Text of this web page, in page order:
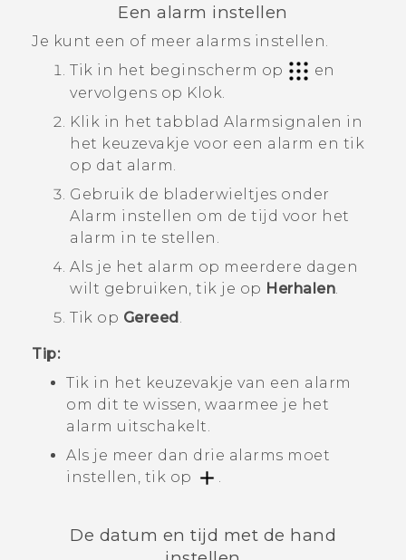
Een alarm instellen
Je kunt een of meer alarms instellen.
Tik in het beginscherm op
en
vervolgens op Klok.
Klik in het tabblad Alarmsignalen in
het keuzevakje voor een alarm en tik
op dat alarm.
Gebruik de bladerwieltjes onder
Alarm instellen om de tijd voor het
alarm in te stellen.
Als je het alarm op meerdere dagen
wilt gebruiken, tik je op Herhalen.
Tik op Gereed .
Tip:
Tik in het keuzevakje van een alarm
om dit te wissen, waarmee je het
alarm uitschakelt.
Als je meer dan drie alarms moet
instellen, tik op
.
De datum en tijd met de hand